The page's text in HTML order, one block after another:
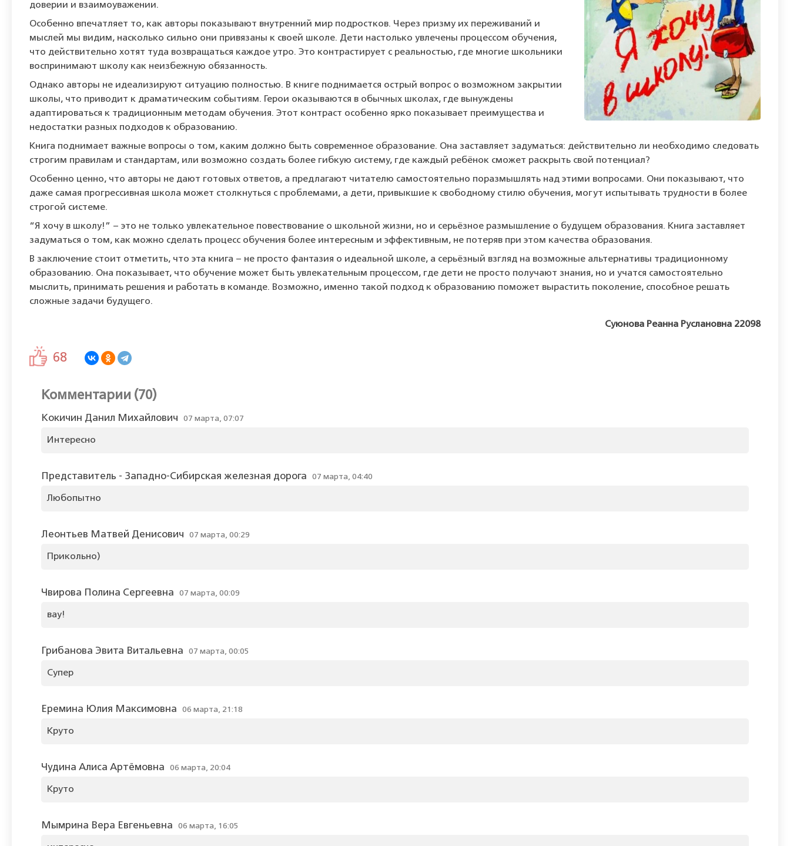
доверии и взаимоуважении.
Особенно впечатляет то, как авторы показывают внутренний мир подростков. Через призму их переживаний и
мыслей мы видим, насколько сильно они привязаны к своей школе. Дети настолько увлечены процессом обучения,
что действительно хотят туда возвращаться каждое утро. Это контрастирует с реальностью, где многие школьники
воспринимают школу как неизбежную обязанность.
Однако авторы не идеализируют ситуацию полностью. В книге поднимается острый вопрос о возможном закрытии
школы, что приводит к драматическим событиям. Герои оказываются в обычных школах, где вынуждены
адаптироваться к традиционным методам обучения. Этот контраст особенно ярко показывает преимущества и
недостатки разных подходов к образованию.
Книга поднимает важные вопросы о том, каким должно быть современное образование. Она заставляет задуматься: действительно ли необходимо следовать
строгим правилам и стандартам, или возможно создать более гибкую систему, где каждый ребёнок сможет раскрыть свой потенциал?
Особенно ценно, что авторы не дают готовых ответов, а предлагают читателю самостоятельно поразмышлять над этими вопросами. Они показывают, что
даже самая прогрессивная школа может столкнуться с проблемами, а дети, привыкшие к свободному стилю обучения, могут испытывать трудности в более
строгой системе.
“Я хочу в школу!” – это не только увлекательное повествование о школьной жизни, но и серьёзное размышление о будущем образования. Книга заставляет
задуматься о том, как можно сделать процесс обучения более интересным и эффективным, не потеряв при этом качества образования.
В заключение стоит отметить, что эта книга – не просто фантазия о идеальной школе, а серьёзный взгляд на возможные альтернативы традиционному
образованию. Она показывает, что обучение может быть увлекательным процессом, где дети не просто получают знания, но и учатся самостоятельно
мыслить, принимать решения и работать в команде. Возможно, именно такой подход к образованию поможет вырастить поколение, способное решать
сложные задачи будущего.
Суюнова Реанна Руслановна 22098
68
Комментарии (70)
Кокичин Данил Михайлович 07 марта, 07:07
Интересно
Представитель - Западно-Сибирская железная дорога 07 марта, 04:40
Любопытно
Леонтьев Матвей Денисович 07 марта, 00:29
Прикольно)
Чвирова Полина Сергеевна 07 марта, 00:09
вау!
Грибанова Эвита Витальевна 07 марта, 00:05
Супер
Еремина Юлия Максимовна 06 марта, 21:18
Круто
Чудина Алиса Артёмовна 06 марта, 20:04
Круто
Мымрина Вера Евгеньевна 06 марта, 16:05